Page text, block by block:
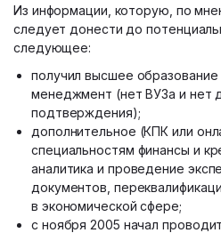
Из информации, которую, по
следует донести до
следующее:
получил высшее образование
менеджмент (нет ВУЗа и нет
подтверждения);
дополнительное (КПК или
специальностям финансы и
аналитика и проведение
документов,
в экономической сфере;
с ноября 2005 начал